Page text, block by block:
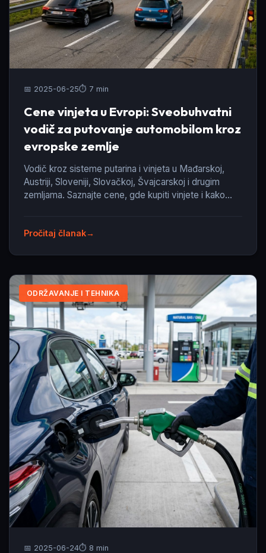
📅 2025-06-25⏱️ 7 min
Cene vinjeta u Evropi: Sveobuhvatni
vodič za putovanje automobilom kroz
evropske zemlje
Vodič kroz sisteme putarina i vinjeta u Mađarskoj,
Austriji, Sloveniji, Slovačkoj, Švajcarskoj i drugim
zemljama. Saznajte cene, gde kupiti vinjete i kako
Pročitaj članak
ODRŽAVANJE I TEHNIKA
📅 2025-06-24⏱️ 8 min